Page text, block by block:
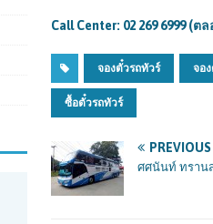
Call Center: 02 269 6999 (ต
จองตั๋วรถทัวร์ จอ
ซื้อตั๋วรถทัวร์
PREVIOUS
ศศนันท์ ทราน